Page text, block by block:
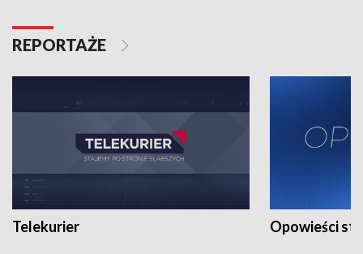
REPORTAŻE
Telekurier Opowieści